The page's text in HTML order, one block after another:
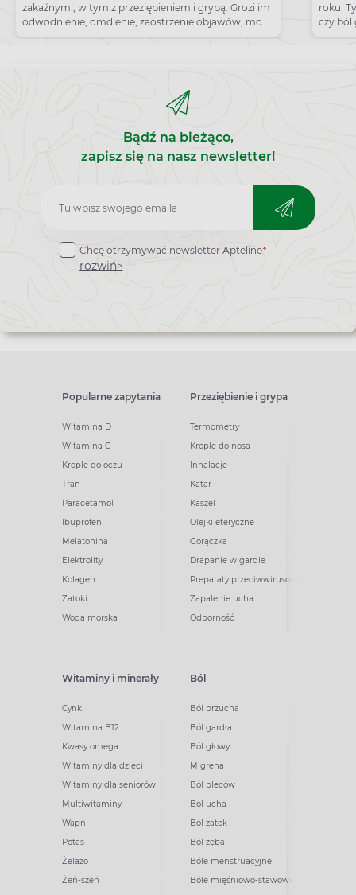
zakaźnymi, w tym z przeziębieniem i grypą. Grozi im
odwodnienie, omdlenie, zaostrzenie objawów, mogą
też zarażać.
roku.
czy ból
Bądź na bieżąco,
zapisz się na nasz newsletter!
Zapisz
do
newslettera
Chcę otrzymywać newsletter Apteline*
rozwiń>
Popularne zapytania
Witamina D
Witamina C
Krople do oczu
Tran
Paracetamol
Ibuprofen
Melatonina
Elektrolity
Kolagen
Zatoki
Woda morska
Przeziębienie i grypa
Termometry
Krople do nosa
Inhalacje
Katar
Kaszel
Olejki eteryczne
Gorączka
Drapanie w gardle
Preparaty przeciwwirusowe
Zapalenie ucha
Odporność
Witaminy i minerały
Cynk
Witamina B12
Kwasy omega
Witaminy dla dzieci
Witaminy dla seniorów
Multiwitaminy
Wapń
Potas
Żelazo
Żeń-szeń
Ból
Ból brzucha
Ból gardła
Ból głowy
Migrena
Ból pleców
Ból ucha
Ból zatok
Ból zęba
Bóle menstruacyjne
Bóle mięśniowo-stawowe